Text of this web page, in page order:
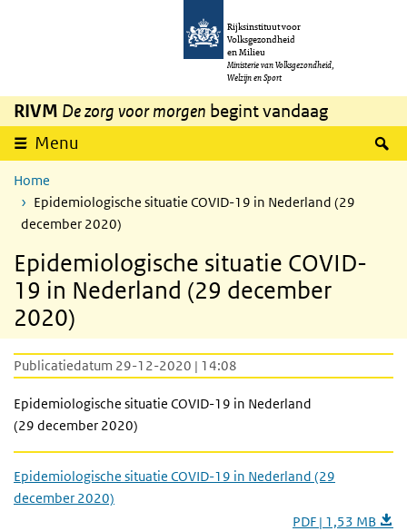
Overslaan en naar de inhoud gaan
Rijksinstituut voor
Volksgezondheid
en Milieu
Ministerie van Volksgezondheid,
Welzijn en Sport
RIVM De zorg voor morgen begint vandaag
Menu
Home
Epidemiologische situatie COVID-19 in Nederland (29
december 2020)
Epidemiologische situatie COVID-
19 in Nederland (29 december
2020)
Publicatiedatum 29-12-2020 | 14:08
Epidemiologische situatie COVID-19 in Nederland
(29 december 2020)
Epidemiologische situatie COVID-19 in Nederland (29
december 2020)
PDF | 1,53 MB